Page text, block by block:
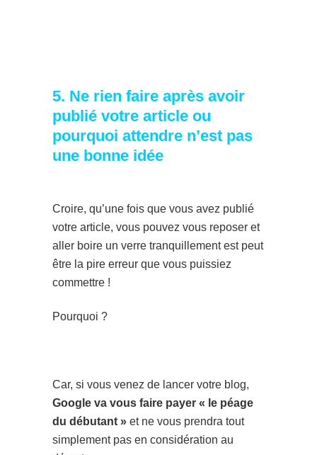
5. Ne rien faire après avoir
publié votre article ou
pourquoi attendre n’est pas
une bonne idée
Croire, qu’une fois que vous avez publié
votre article, vous pouvez vous reposer et
aller boire un verre tranquillement est peut
être la pire erreur que vous puissiez
commettre !
Pourquoi ?
Car, si vous venez de lancer votre blog,
Google va vous faire payer « le péage
du débutant » et ne vous prendra tout
simplement pas en considération au